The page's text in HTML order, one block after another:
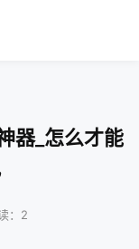
器_怎么才能
：2